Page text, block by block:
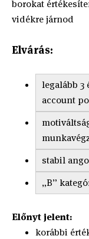
borokat
vidékre járnod
Elvárás:
legalább 3
account
stabil
„B”
Előnyt jelent:
korábbi